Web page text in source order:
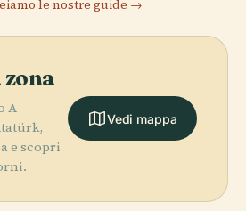
le nostre guide →
A
e scopri
Vedi mappa